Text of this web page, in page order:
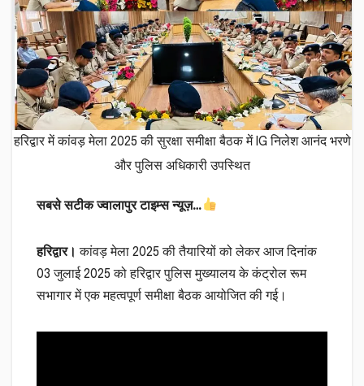
हरिद्वार में कांवड़ मेला 2025 की सुरक्षा समीक्षा बैठक में IG निलेश आनंद भरणे
और पुलिस अधिकारी उपस्थित
सबसे सटीक ज्वालापुर टाइम्स न्यूज़…
हरिद्वार।कांवड़ मेला 2025 की तैयारियों को लेकर आज दिनांक
03 जुलाई 2025 को हरिद्वार पुलिस मुख्यालय के कंट्रोल रूम
सभागार में एक महत्वपूर्ण समीक्षा बैठक आयोजित की गई।